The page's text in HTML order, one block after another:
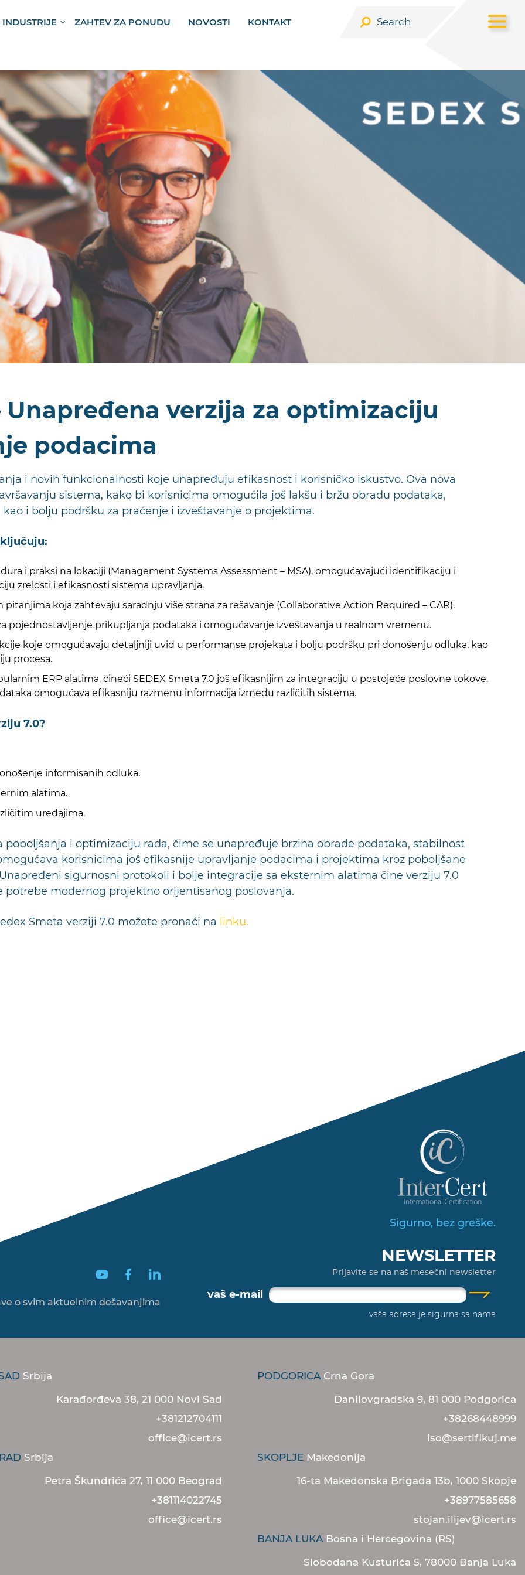
ZAHTEV ZA PONUDU NOVOSTI KONTAKT
Unapređena verzija za optimizaciju
podacima
i novih funkcionalnosti koje unapređuju efikasnost i korisničko iskustvo. Ova nova
sistema, kako bi korisnicima omogućila još lakšu i bržu obradu podataka,
i bolju podršku za praćenje i izveštavanje o projektima.
i praksi na lokaciji (Management Systems Assessment – MSA), omogućavajući identifikaciju i
zrelosti i efikasnosti sistema upravljanja.
koja zahtevaju saradnju više strana za rešavanje (Collaborative Action Required – CAR).
pojednostavljenje prikupljanja podataka i omogućavanje izveštavanja u realnom vremenu.
koje omogućavaju detaljniji uvid u performanse projekata i bolju podršku pri donošenju odluka, kao
procesa.
ERP alatima, čineći SEDEX Smeta 7.0 još efikasnijim za integraciju u postojeće poslovne tokove.
omogućava efikasniju razmenu informacija između različitih sistema.
7.0?
informisanih odluka.
alatima.
uređajima.
poboljšanja i optimizaciju rada, čime se unapređuje brzina obrade podataka, stabilnost
korisnicima još efikasnije upravljanje podacima i projektima kroz poboljšane
sigurnosni protokoli i bolje integracije sa eksternim alatima čine verziju 7.0
modernog projektno orijentisanog poslovanja.
Smeta verziji 7.0 možete pronaći na linku.
o svim aktuelnim dešavanjima
Sigurno, bez greške.
NEWSLETTER
Prijavite se na naš mesečni newsletter
vaš e-mail
vaša adresa je sigurna sa nama
Srbija
Karađorđeva 38, 21 000 Novi Sad
+381212704111
office@icert.rs
Srbija
Petra Škundrića 27, 11 000 Beograd
+381114022745
office@icert.rs
PODGORICACrna Gora
Danilovgradska 9, 81 000 Podgorica
+38268448999
iso@sertifikuj.me
SKOPLJEMakedonija
16-ta Makedonska Brigada 13b, 1000 Skopje
+38977585658
stojan.ilijev@icert.rs
BANJA LUKABosna i Hercegovina (RS)
Slobodana Kusturića 5, 78000 Banja Luka